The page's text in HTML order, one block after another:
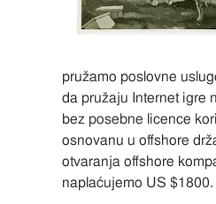
pružamo poslovne
da pružaju Internet igre
bez posebne licence
osnovanu u offshore
otvaranja offshore
naplaćujemo US $1800.